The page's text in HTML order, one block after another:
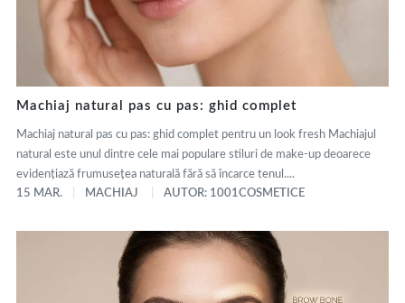
Machiaj natural pas cu pas: ghid complet
Machiaj natural pas cu pas: ghid complet pentru un look fresh Machiajul
natural este unul dintre cele mai populare stiluri de make-up deoarece
evidențiază frumusețea naturală fără să încarce tenul....
15 MAR.
MACHIAJ AUTOR: 1001COSMETICE